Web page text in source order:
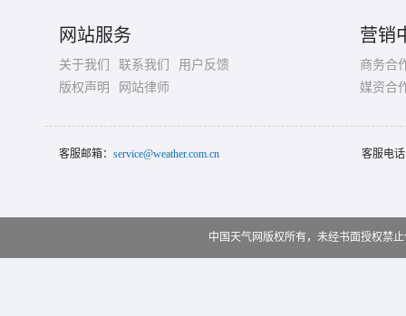
网站服务
关于我们 联系我们
用户反馈
版权声明
网站律师
营销
商务合
媒资合
客服邮箱： service@weather.com.cn 客服电
中国天气网版权所有，未经书面授权